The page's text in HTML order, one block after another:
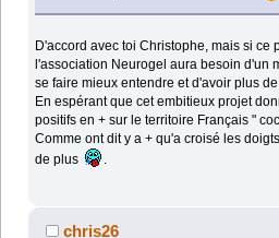
D'accord avec toi Christophe, mais si ce
l'association Neurogel aura besoin d'un
se faire mieux entendre et d'avoir plus de
En espérant que cet embitieux projet
positifs en + sur le territoire Français "
Comme ont dit y a + qu'a croisé les
de plus
chris26